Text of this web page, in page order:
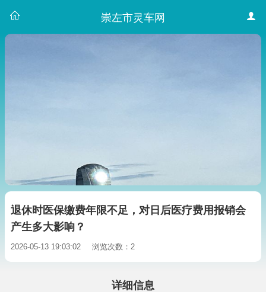
崇左市灵车网
退休时医保缴费年限不足，对日后医疗费用报销会
产生多大影响？
2026-05-13 19:03:02 浏览次数：2
详细信息